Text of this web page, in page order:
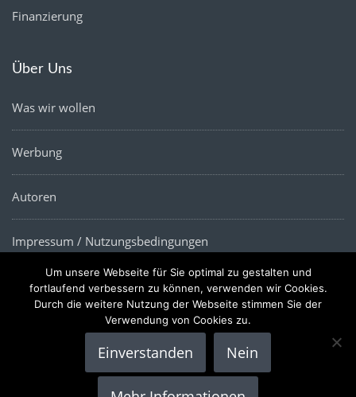
Finanzierung
Über Uns
Was wir wollen
Werbung
Autoren
Impressum / Nutzungsbedingungen
Datenschutz
Copyright © 2022 |Die Wirtschaftsnews- Alle Rechte
Um unsere Webseite für Sie optimal zu gestalten und
fortlaufend verbessern zu können, verwenden wir Cookies.
Durch die weitere Nutzung der Webseite stimmen Sie der
Verwendung von Cookies zu.
Einverstanden Nein